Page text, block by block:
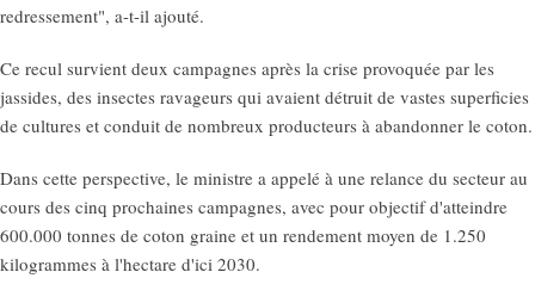
redressement", a-t-il ajouté.
Ce recul survient deux campagnes après la crise provoquée par les
jassides, des insectes ravageurs qui avaient détruit de vastes superficies
de cultures et conduit de nombreux producteurs à abandonner le coton.
Dans cette perspective, le ministre a appelé à une relance du secteur au
cours des cinq prochaines campagnes, avec pour objectif d'atteindre
600.000 tonnes de coton graine et un rendement moyen de 1.250
kilogrammes à l'hectare d'ici 2030.